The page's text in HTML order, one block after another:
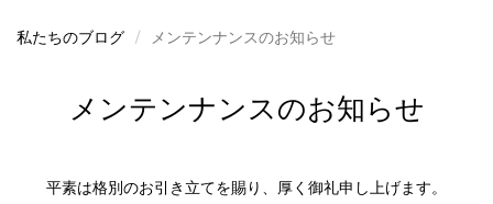
私たちのブログ メンテンナンスのお知らせ
メンテンナンスのお知らせ
平素は格別のお引き立てを賜り、厚く御礼申し上げます。